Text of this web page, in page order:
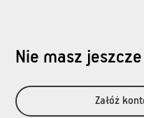
Nie masz
Załóż